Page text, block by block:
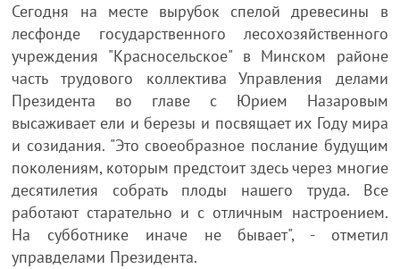
Сегодня на месте вырубок спелой древесины в
лесфонде государственного лесохозяйственного
учреждения "Красносельское" в Минском районе
часть трудового коллектива Управления делами
Президента во главе с Юрием Назаровым
высаживает ели и березы и посвящает их Году мира
и созидания. "Это своеобразное послание будущим
поколениям, которым предстоит здесь через многие
десятилетия собрать плоды нашего труда. Все
работают старательно и с отличным настроением.
На субботнике иначе не бывает", - отметил
управделами Президента.